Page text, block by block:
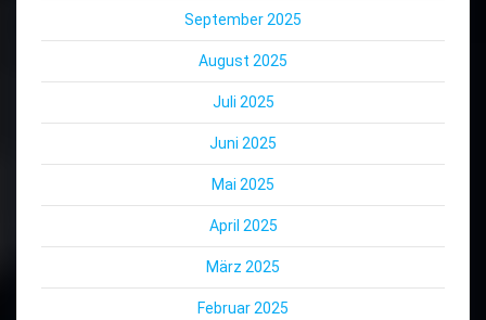
September 2025
August 2025
Juli 2025
Juni 2025
Mai 2025
April 2025
März 2025
Februar 2025